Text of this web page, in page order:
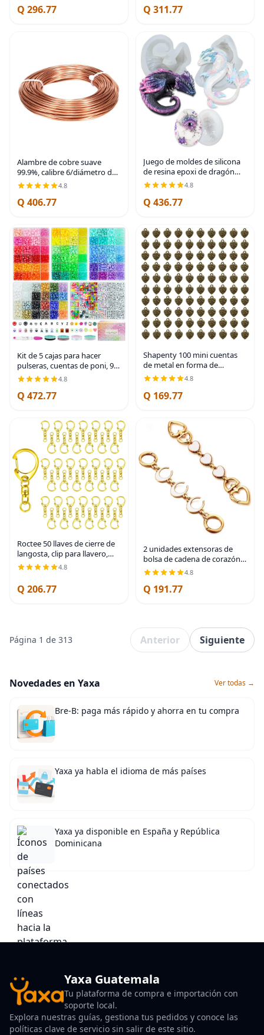
9.2 m / 30 Pies | 49 Micro-
Wire Strands Offer
Q 296.77
curado rápido y baja
Q 311.77
Alambre de cobre suave
99.9%, calibre 6/diámetro de
4.1 mm, 3.8m/12.5 pies,
carrete de 1 libra, alambre de
cobre puro, alambre para
4.8
Q 406.77
Juego de moldes de silicona
de resina epoxi de dragón
para decoración de pasteles
de fondant, hormigón,
cemento, arcilla polimérica,
4.8
Q 436.77
Kit de 5 cajas para hacer
pulseras, cuentas de poni, 96
colores, 3500 cuentas Kandi
para pulseras con 800
cuentas de letras, pulseras de
4.8
Q 472.77
Shapenty 100 mini cuentas
de metal en forma de
corazón "Hecho con amor" a
granel para manualidades,
llavero, collares, colgantes,
4.8
Q 169.77
Roctee 50 llaves de cierre de
langosta, clip para llavero,
cierres giratorios, gancho a
presión, llavero para
manualidades, cierre de pinza
de
4.8
Q 206.77
2 unidades extensoras de
bolsa de cadena de corazón y
luna, extensores de correa
para bolso, cadena de oro,
correa de repuesto para
4.8
Q 191.77
Página 1 de 313 Anterior Siguiente
Novedades en Yaxa Ver todas →
Bre-B: paga más rápido y ahorra en tu compra
Yaxa ya habla el idioma de más países
Yaxa ya disponible en España y República
Dominicana
Yaxa Guatemala
Tu plataforma de compra e importación con
soporte local.
Explora nuestras guías, gestiona tus pedidos y conoce las
políticas clave de servicio sin salir de este sitio.